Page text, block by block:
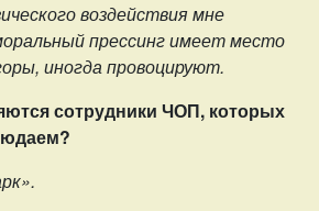
воздействия мне
прессинг имеет место
иногда провоцируют.
сотрудники ЧОП, которых